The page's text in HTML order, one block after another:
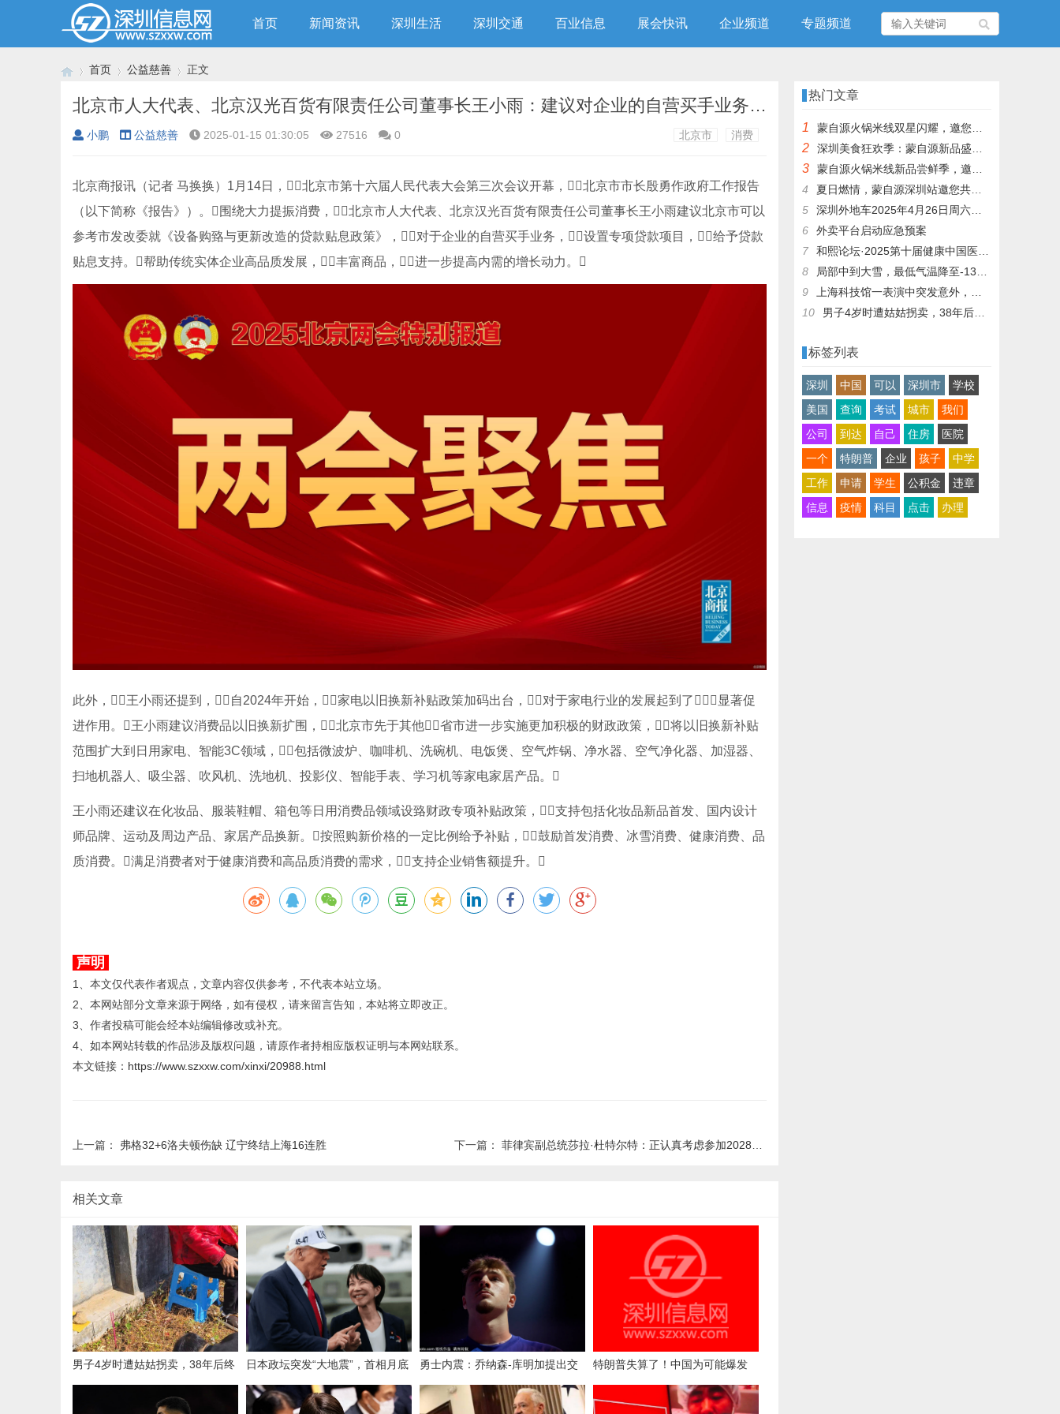
首页 新闻资讯 深圳生活 深圳交通 百业信息 展会快讯 企业频道 专题频道
›
首页 公益慈善
›
正文
北京市人大代表、北京汉光百货有限责任公司董事长王小雨：建议对企业的自营买手业务，设置专项贷款项目，给予贷款贴息支持
小鹏 公益慈善 2025-01-15 01:30:05 27516 0 北京市 消费
北京商报讯（记者 马换换）1月14日，北京市第十六届人民代表大会第三次会议开幕，北京市市长殷勇作政府工作报告
（以下简称《报告》）。围绕大力提振消费，北京市人大代表、北京汉光百货有限责任公司董事长王小雨建议北京市可以
参考市发改委就《设备购臵与更新改造的贷款贴息政策》，对于企业的自营买手业务，设置专项贷款项目，给予贷款
贴息支持。帮助传统实体企业高品质发展，丰富商品，进一步提高内需的增长动力。
此外，王小雨还提到，自2024年开始，家电以旧换新补贴政策加码出台，对于家电行业的发展起到了显著促
进作用。王小雨建议消费品以旧换新扩围，北京市先于其他省市进一步实施更加积极的财政政策，将以旧换新补贴
范围扩大到日用家电、智能3C领域，包括微波炉、咖啡机、洗碗机、电饭煲、空气炸锅、净水器、空气净化器、加湿器、
扫地机器人、吸尘器、吹风机、洗地机、投影仪、智能手表、学习机等家电家居产品。
王小雨还建议在化妆品、服装鞋帽、箱包等日用消费品领域设臵财政专项补贴政策，支持包括化妆品新品首发、国内设计
师品牌、运动及周边产品、家居产品换新。按照购新价格的一定比例给予补贴，鼓励首发消费、冰雪消费、健康消费、品
质消费。满足消费者对于健康消费和高品质消费的需求，支持企业销售额提升。
声明
1、本文仅代表作者观点，文章内容仅供参考，不代表本站立场。
2、本网站部分文章来源于网络，如有侵权，请来留言告知，本站将立即改正。
3、作者投稿可能会经本站编辑修改或补充。
4、如本网站转载的作品涉及版权问题，请原作者持相应版权证明与本网站联系。
本文链接： https://www.szxxw.com/xinxi/20988.html
上一篇： 弗格32+6洛夫顿伤缺 辽宁终结上海16连胜 下一篇： 菲律宾副总统莎拉·杜特尔特：正认真考虑参加2028年总统竞选
相关文章
男子4岁时遭姑姑拐卖，38年后终
日本政坛突发“大地震”，首相月底
或换人？高市早苗找上李在明，中
勇士内震：乔纳森-库明加提出交
易请求，管理层面临关键抉择
特朗普失算了！中国为可能爆发
的“大战”办了一场史无前例的演习
热门文章
1 蒙自源火锅米线双星闪耀，邀您共享辣爽夏日盛宴！
2 深圳美食狂欢季：蒙自源新品盛宴邀您品尝
3
蒙自源火锅米线新品尝鲜季，邀您共享味蕾盛宴！
4
夏日燃情，蒙自源深圳站邀您共赴美食盛宴！
5
深圳外地车2025年4月26日周六限行吗
6
外卖平台启动应急预案
7
和熙论坛·2025第十届健康中国医药连锁发展论坛在泰州举办
8
局部中到大雪，最低气温降至-13℃，济南今冬的第一场雪，或跟去年同一时间！
9
上海科技馆一表演中突发意外，机器人从高处坠落摔毁
10
男子4岁时遭姑姑拐卖，38年后终回家认亲！聋哑父母苦寻多年，母亲已抱憾离世丨红星寻人
标签列表
深圳 中国 可以 深圳市
学校
美国
查询 考试 城市
我们
公司
到达 自己 住房
医院
一个
特朗普 企业 孩子
中学
工作
申请 学生 公积金
违章
信息
疫情 科目 点击 办理